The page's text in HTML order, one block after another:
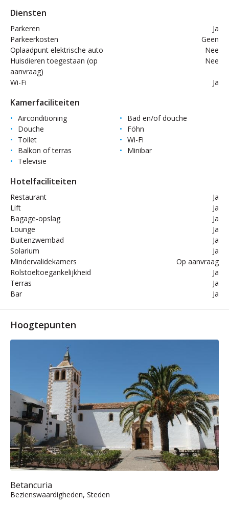
Diensten
Parkeren
Ja
Parkeerkosten
Geen
Oplaadpunt elektrische auto
Nee
Huisdieren toegestaan (op
aanvraag)
Nee
Wi-Fi Ja
Kamerfaciliteiten
Airconditioning
Bad en/of douche
Douche
Föhn
Toilet
Wi-Fi
Balkon of terras
Minibar
Televisie
Hotelfaciliteiten
Restaurant
Ja
Lift
Ja
Bagage-opslag
Ja
Lounge
Ja
Buitenzwembad
Ja
Solarium
Ja
Mindervalidekamers
Op aanvraag
Rolstoeltoegankelijkheid
Ja
Terras
Ja
Bar
Ja
Hoogtepunten
Betancuria
Bezienswaardigheden, Steden